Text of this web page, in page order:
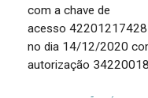
com a chave de
acesso
no dia 14/12/2020
autorização